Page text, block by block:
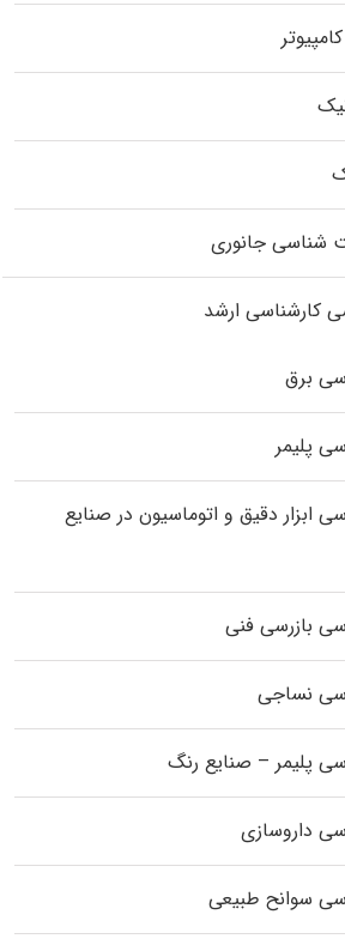
شناسی جانوری
کارشناسی ارشد
برق
پلیمر
ابزار دقیق و اتوماسیون در صنایع
بازرسی فنی
نساجی
پلیمر – صنایع رنگ
داروسازی
سوانح طبیعی